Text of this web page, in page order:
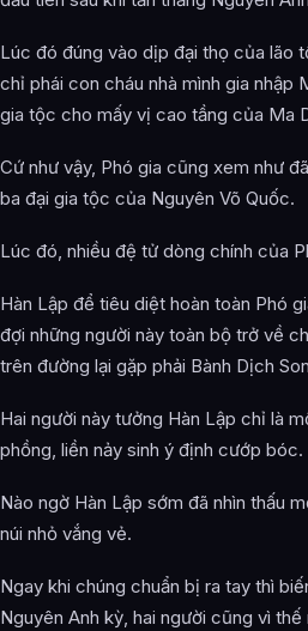
Lúc đó đúng vào dịp đại thọ của lão
chỉ phái con cháu nhà mình gia
gia tộc cho mấy vị cao tầng của Ma
Cứ như vậy, Phó gia cũng xem như
ba đại gia tộc của Nguyên Võ Quốc.
Lúc đó, nhiều đệ tử dòng chính của
Hàn Lập để tiêu diệt hoàn toàn Phó
đợi những người này toàn bộ trở về
trên đường lại gặp phải Bành Dịch
Hai người này tưởng Hàn Lập chỉ là
phồng, liền nảy sinh ý định cướp bóc.
Nào ngờ Hàn Lập sớm đã nhìn thấu
núi nhỏ vắng vẻ.
Ngay khi chúng chuẩn bị ra tay thì
Nguyên Anh kỳ, hai người cũng vì